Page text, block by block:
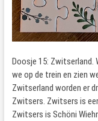
Doosje 15: Zwitserland.
we op de trein en zien
Zwitserland worden er
Zwitsers. Zwitsers is
Zwitsers is Schöni